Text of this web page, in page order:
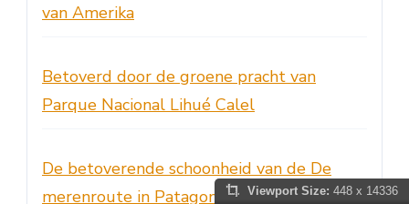
van Amerika
Betoverd door de groene pracht van
Parque Nacional Lihué Calel
De betoverende schoonheid van de De
merenroute in Patagonië
Viewport Size: 448 x 14336